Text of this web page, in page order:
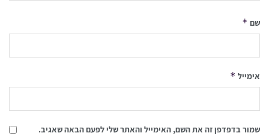
שם *
אימייל *
שמור בדפדפן זה את השם, האימייל והאתר שלי לפעם הבאה שאגיב.